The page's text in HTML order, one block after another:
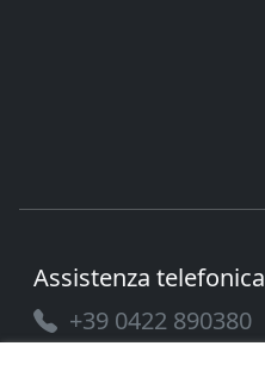
Assistenza telefonica
+39 0422 890380